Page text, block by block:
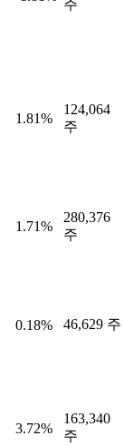
주
1.81%
124,064
주
1.71%
280,376
주
0.18% 46,629 주
3.72%
163,340
주